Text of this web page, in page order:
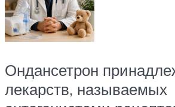
Ондансетрон
лекарств, называемых